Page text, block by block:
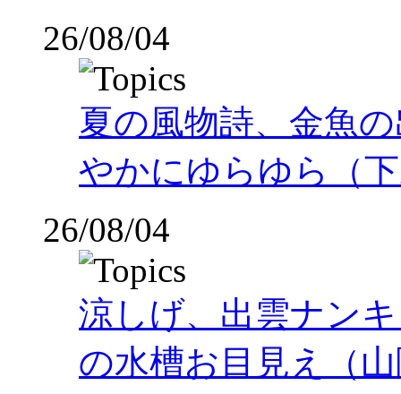
26/08/04
夏の風物詩、金魚
やかにゆらゆら（
26/08/04
涼しげ、出雲ナン
の水槽お目見え（